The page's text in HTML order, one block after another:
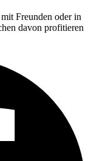
Freunden oder in
davon profitieren